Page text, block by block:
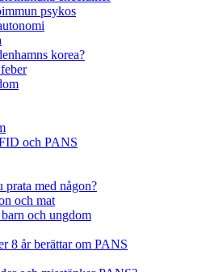
psykos
korea?
och PANS
prata med någon?
och mat
och ungdom
8 år berättar om PANS